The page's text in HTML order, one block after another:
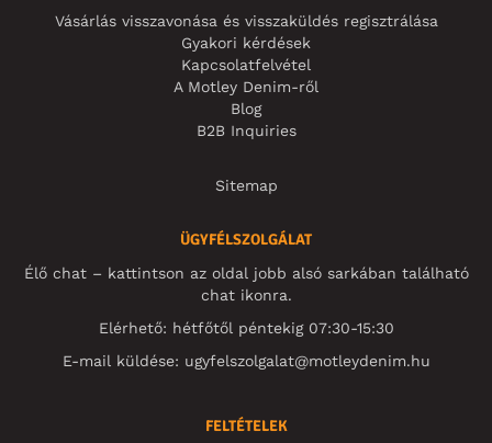
Vásárlás visszavonása és visszaküldés regisztrálása
Gyakori kérdések
Kapcsolatfelvétel
A Motley Denim-ről
Blog
B2B Inquiries
Sitemap
ÜGYFÉLSZOLGÁLAT
Élő chat – kattintson az oldal jobb alsó sarkában található
chat ikonra.
Elérhető: hétfőtől péntekig 07:30-15:30
E-mail küldése: ugyfelszolgalat@motleydenim.hu
FELTÉTELEK